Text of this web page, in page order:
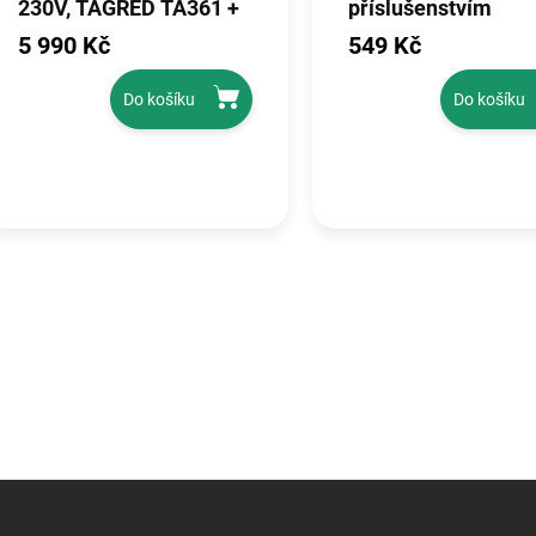
230V, TAGRED TA361 +
separátor
5 990 Kč
Do košíku
příslušenstvím
RTZDP0034
549 Kč
Do košíku